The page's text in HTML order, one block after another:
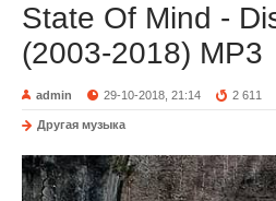
State Of Mind -
(2003-2018) MP3
admin 29-10-2018, 21:14 2 611
Другая музыка